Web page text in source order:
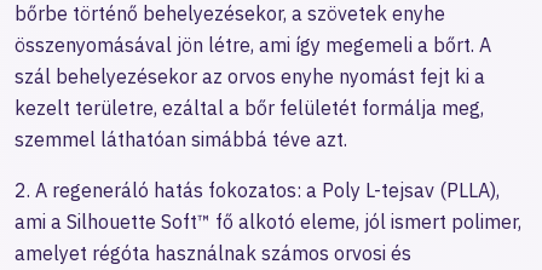
bőrbe történő behelyezésekor, a szövetek enyhe
összenyomásával jön létre, ami így megemeli a bőrt. A
szál behelyezésekor az orvos enyhe nyomást fejt ki a
kezelt területre, ezáltal a bőr felületét formálja meg,
szemmel láthatóan simábbá téve azt.
2. A regeneráló hatás fokozatos: a Poly L-tejsav (PLLA),
ami a Silhouette Soft™ fő alkotó eleme, jól ismert polimer,
amelyet régóta használnak számos orvosi és